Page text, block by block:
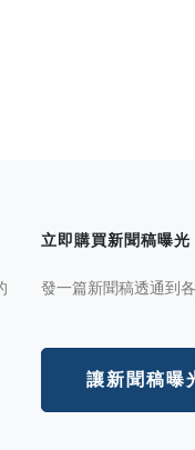
立即購買新聞稿曝光
發一篇新聞稿透通到
讓新聞稿曝